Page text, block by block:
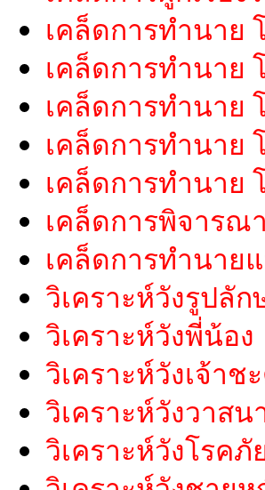
เคล็ดการทำนาย
เคล็ดการทำนาย
เคล็ดการทำนาย
เคล็ดการทำนาย
เคล็ดการทำนาย
เคล็ดการพิจารณ
เคล็ดการทำนาย
วิเคราะห์วังรูปลั
วิเคราะห์วังพี่น้อง
วิเคราะห์วังเจ้าช
วิเคราะห์วังวาสน
วิเคราะห์วังโรคภั